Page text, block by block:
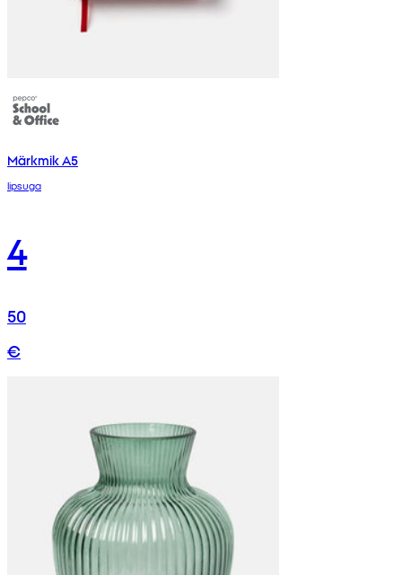
Märkmik A5
lipsuga
4
50
€